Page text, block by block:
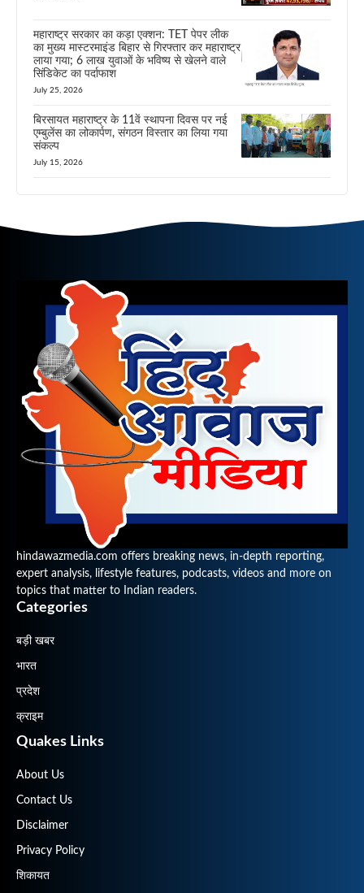
महाराष्ट्र सरकार का कड़ा एक्शन: TET पेपर लीक
का मुख्य मास्टरमाइंड बिहार से गिरफ्तार कर महाराष्ट्र
लाया गया; 6 लाख युवाओं के भविष्य से खेलने वाले
सिंडिकेट का पर्दाफाश
July 25, 2026
बिरसायत महाराष्ट्र के 11वें स्थापना दिवस पर नई
एम्बुलेंस का लोकार्पण, संगठन विस्तार का लिया गया
संकल्प
July 15, 2026
hindawazmedia.com offers breaking news, in-depth reporting,
expert analysis, lifestyle features, podcasts, videos and more on
topics that matter to Indian readers.
Categories
बड़ी खबर
भारत
प्रदेश
क्राइम
Quakes Links
About Us
Contact Us
Disclaimer
Privacy Policy
शिकायत